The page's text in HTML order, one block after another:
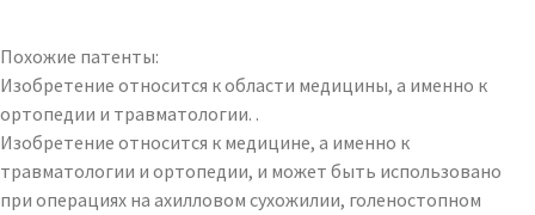
Похожие патенты:
Изобретение относится к области медицины, а именно к
ортопедии и травматологии. .
Изобретение относится к медицине, а именно к
травматологии и ортопедии, и может быть использовано
при операциях на ахилловом сухожилии, голеностопном